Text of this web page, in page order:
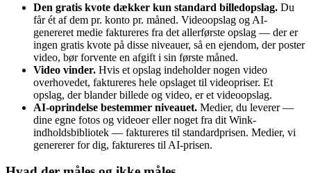
Den gratis kvote dækker kun standard billedopslag. Du
får ét af dem pr. konto pr. måned. Videoopslag og AI-
genereret medie faktureres fra det allerførste opslag — der er
ingen gratis kvote på disse niveauer, så en ejendom, der poster
video, bør forvente en afgift i sin første måned.
Video vinder. Hvis et opslag indeholder nogen video
overhovedet, faktureres hele opslaget til videopriser. Et
opslag, der blander billede og video, er et videoopslag.
AI-oprindelse bestemmer niveauet. Medier, du leverer —
dine egne fotos og videoer eller noget fra dit Wink-
indholdsbibliotek — faktureres til standardprisen. Medier, vi
genererer for dig, faktureres til AI-prisen.